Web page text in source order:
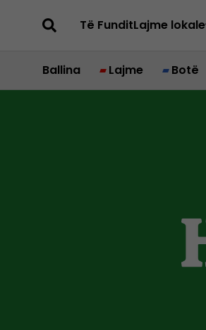
Të FunditLajme lokale
Ballina Lajme Botë